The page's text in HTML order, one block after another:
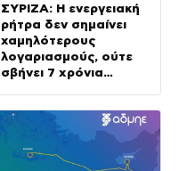
ΣΥΡΙΖΑ: Η ενεργειακή
ρήτρα δεν σημαίνει
χαμηλότερους
λογαριασμούς, ούτε
σβήνει 7 χρόνια